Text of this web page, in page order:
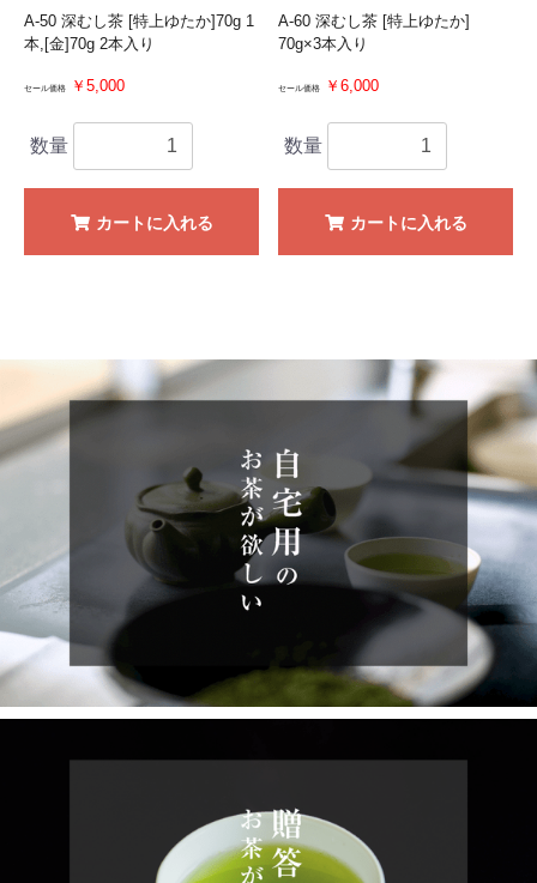
A-50 深むし茶 [特上ゆたか]70g 1
本,[金]70g 2本入り
セール価格 ￥5,000
数量
カートに入れる
A-60 深むし茶 [特上ゆたか]
70g×3本入り
セール価格 ￥6,000
数量
カートに入れる